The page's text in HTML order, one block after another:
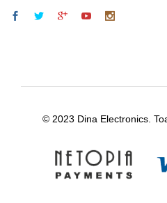
© 2023 Dina Electronics.